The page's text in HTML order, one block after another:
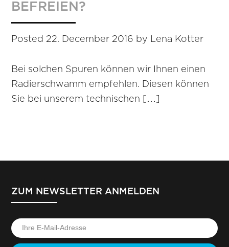
BEFREIEN?
Posted22. December 2016 by Lena Kotter
Bei solchen Spuren können wir Ihnen einen
Radierschwamm empfehlen. Diesen können
Sie bei unserem technischen […]
ZUM NEWSLETTER ANMELDEN